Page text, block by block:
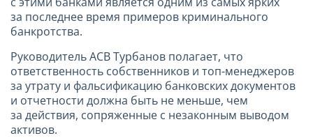
за последнее время примеров криминального
банкротства.
Руководитель АСВ Турбанов полагает, что
ответственность собственников и топ-менеджеров
за утрату и фальсификацию банковских документов
и отчетности должна быть не меньше, чем
за действия, сопряженные с незаконным выводом
активов.